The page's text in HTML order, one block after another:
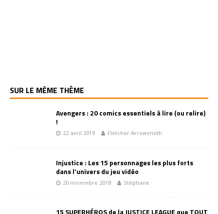
SUR LE MÊME THÈME
Avengers : 20 comics essentiels à lire (ou relire)
!
22 avril 2019 Fletcher Arrowsmith
Injustice : Les 15 personnages les plus forts
dans l’univers du jeu vidéo
20 novembre 2018 Stéphane
15 SUPERHÉROS de la JUSTICE LEAGUE que TOUT